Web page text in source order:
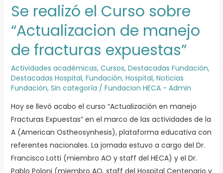
Se realizó el Curso sobre
“Actualizacion de manejo
de fracturas expuestas”
Actividades académicas, Cursos, Destacadas Fundación,
Destacadas Hospital, Fundación, Hospital, Noticias
Fundación, Sin categoría / Fundacion HECA - Admin
Hoy se llevó acabo el curso “Actualización en manejo
Fracturas Expuestas” en el marco de las actividades de la
A (American Ostheosynhesis), plataforma educativa con
referentes nacionales. La jornada estuvo a cargo del Dr.
Francisco Lotti (miembro AO y staff del HECA) y el Dr.
Pablo Poloni (miembro AO, staff del Hospital Centenario y
Se
Curso
“Actualizacion
de
de
fracturas
expuestas”